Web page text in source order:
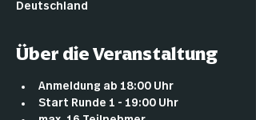
Deutschland
Über die Veranstaltung
Anmeldung ab 18:00 Uhr
Start Runde 1 - 19:00 Uhr